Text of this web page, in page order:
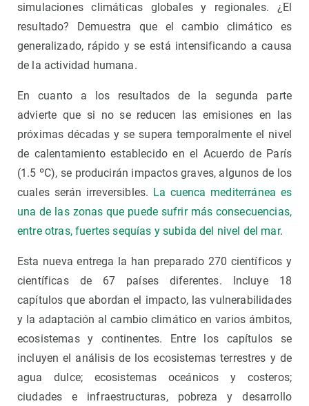
simulaciones climáticas globales y regionales. ¿El
resultado? Demuestra que el cambio climático es
generalizado, rápido y se está intensificando a causa
de la actividad humana.
En cuanto a los resultados de la segunda parte
advierte que si no se reducen las emisiones en las
próximas décadas y se supera temporalmente el nivel
de calentamiento establecido en el Acuerdo de París
(1.5 ºC), se producirán impactos graves, algunos de los
cuales serán irreversibles. La cuenca mediterránea es
una de las zonas que puede sufrir más consecuencias,
entre otras, fuertes sequías y subida del nivel del mar.
Esta nueva entrega la han preparado 270 científicos y
científicas de 67 países diferentes. Incluye 18
capítulos que abordan el impacto, las vulnerabilidades
y la adaptación al cambio climático en varios ámbitos,
ecosistemas y continentes. Entre los capítulos se
incluyen el análisis de los ecosistemas terrestres y de
agua dulce; ecosistemas oceánicos y costeros;
ciudades e infraestructuras, pobreza y desarrollo